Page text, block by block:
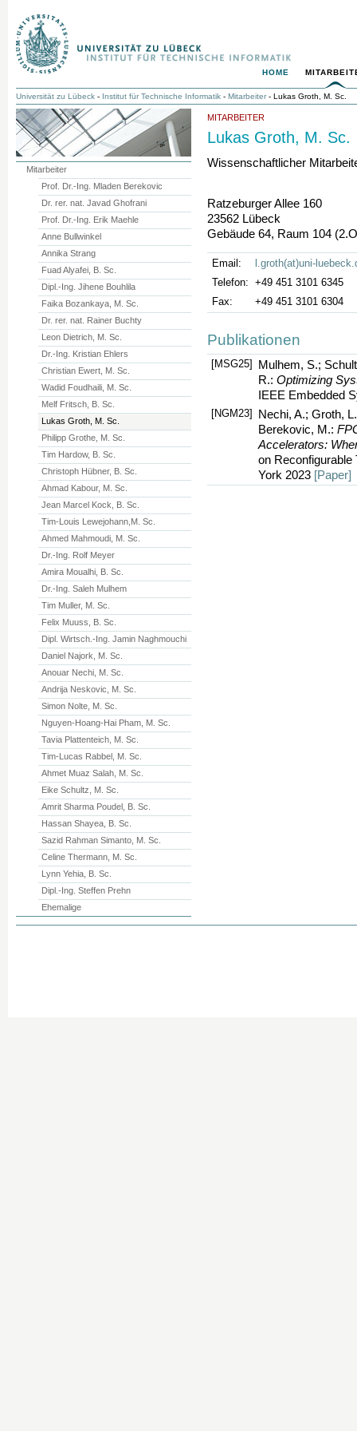
HOME
Universität zu Lübeck - Institut für Technische Informatik - Mitarbeiter- Lukas Groth, M. Sc.
MITARBEITER
Lukas Groth, M. Sc.
Wissenschaftlicher
Ratzeburger Allee 160
23562 Lübeck
Gebäude 64, Raum 104
Email:
l.groth(at)uni-
Telefon: +49 451 3101 6345
Fax:
+49 451 3101 6304
Publikationen
[MSG25]
Mulhem, S.;
R.: Optimizing
IEEE Embedded
[NGM23]
Nechi, A.; Groth,
Berekovic, M.:
Accelerators:
on
York 2023 [Paper]
Mitarbeiter
Prof. Dr.-Ing. Mladen Berekovic
Dr. rer. nat. Javad Ghofrani
Prof. Dr.-Ing. Erik Maehle
Anne Bullwinkel
Annika Strang
Fuad Alyafei, B. Sc.
Dipl.-Ing. Jihene Bouhlila
Faika Bozankaya, M. Sc.
Dr. rer. nat. Rainer Buchty
Leon Dietrich, M. Sc.
Dr.-Ing. Kristian Ehlers
Christian Ewert, M. Sc.
Wadid Foudhaili, M. Sc.
Melf Fritsch, B. Sc.
Lukas Groth, M. Sc.
Philipp Grothe, M. Sc.
Tim Hardow, B. Sc.
Christoph Hübner, B. Sc.
Ahmad Kabour, M. Sc.
Jean Marcel Kock, B. Sc.
Tim-Louis Lewejohann,M. Sc.
Ahmed Mahmoudi, M. Sc.
Dr.-Ing. Rolf Meyer
Amira Moualhi, B. Sc.
Dr.-Ing. Saleh Mulhem
Tim Muller, M. Sc.
Felix Muuss, B. Sc.
Dipl. Wirtsch.-Ing. Jamin Naghmouchi
Daniel Najork, M. Sc.
Anouar Nechi, M. Sc.
Andrija Neskovic, M. Sc.
Simon Nolte, M. Sc.
Nguyen-Hoang-Hai Pham, M. Sc.
Tavia Plattenteich, M. Sc.
Tim-Lucas Rabbel, M. Sc.
Ahmet Muaz Salah, M. Sc.
Eike Schultz, M. Sc.
Amrit Sharma Poudel, B. Sc.
Hassan Shayea, B. Sc.
Sazid Rahman Simanto, M. Sc.
Celine Thermann, M. Sc.
Lynn Yehia, B. Sc.
Dipl.-Ing. Steffen Prehn
Ehemalige